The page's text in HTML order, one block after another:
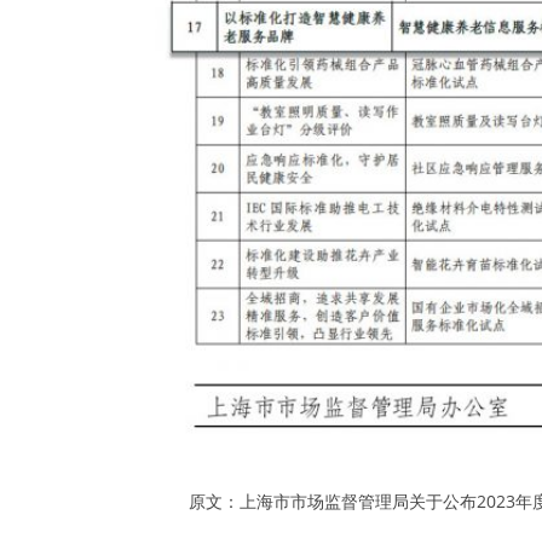
原文：上海市市场监督管理局关于公布2023